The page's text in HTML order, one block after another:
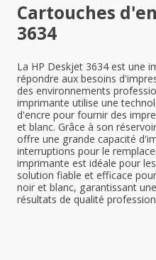
Cartouches
3634
La HP Deskjet 3634 est une
répondre aux besoins
des environnements
imprimante utilise une
d'encre pour fournir des
et blanc. Grâce à son
offre une grande capacité
interruptions pour le
imprimante est idéale pour
solution fiable et efficace
noir et blanc, garantissant
résultats de qualité